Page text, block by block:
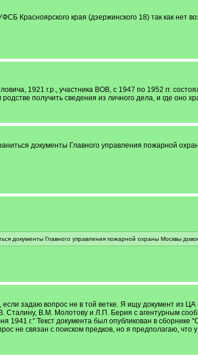
Красноярского края (дзержинского 18) так как нет
1921 г.р., участника ВОВ, с 1947 по 1952 гг.
получить сведения из личного дела, и где оно
документы Главного управления пожарной
документы Главного управления пожарной охраны Москвы
задаю вопрос не в той ветке. Я ищу документ из
Сталину, В.М. Молотову и Л.П. Берия с агентурным
г." Текст документа был опубликован в сборнике
не связан с поиском предков, но я предполагаю,